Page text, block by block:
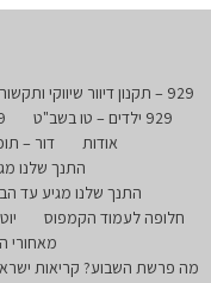
929 – תקנון דיוור שיווקי ותקשורת דיגיטלית
929 ילדים – טו בשב"ט
אודות
דור –
התנך שלנו
התנך שלנו מגיע עד
חלופה לעמוד הקמפוס
מאחורי
מה פרשת השבוע? קריאות